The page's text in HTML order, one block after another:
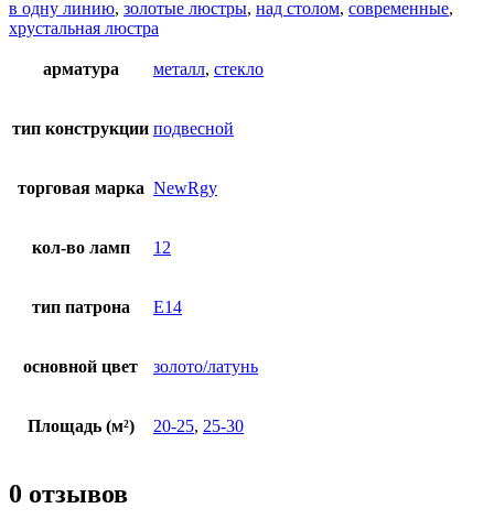
в одну линию, золотые люстры, над столом, современные,
хрустальная люстра
арматура металл, стекло
тип конструкции подвесной
торговая марка NewRgy
кол-во ламп 12
тип патрона E14
основной цвет золото/латунь
Площадь (м²) 20-25, 25-30
0 отзывов